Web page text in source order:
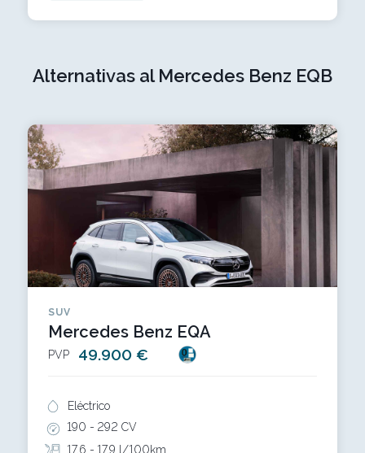
Alternativas al Mercedes Benz EQB
SUV
Mercedes Benz EQA
PVP 49.900 €
Eléctrico
190 - 292 CV
17.6 - 17.9 l/100km